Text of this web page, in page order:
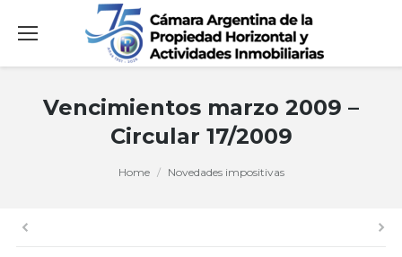
Vencimientos marzo 2009 –
Circular 17/2009
Home Novedades impositivas